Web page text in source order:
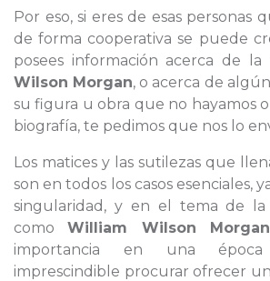
Por eso, si eres de esas personas
de forma cooperativa se puede
posees información acerca de la
Wilson Morgan, o acerca de
su figura u obra que no hayamos
biografía, te pedimos que nos lo
Los matices y las sutilezas que
son en todos los casos esenciales,
singularidad, y en el tema de
comoWilliam Wilson Morgan
importancia en una
imprescindible procurar ofrecer